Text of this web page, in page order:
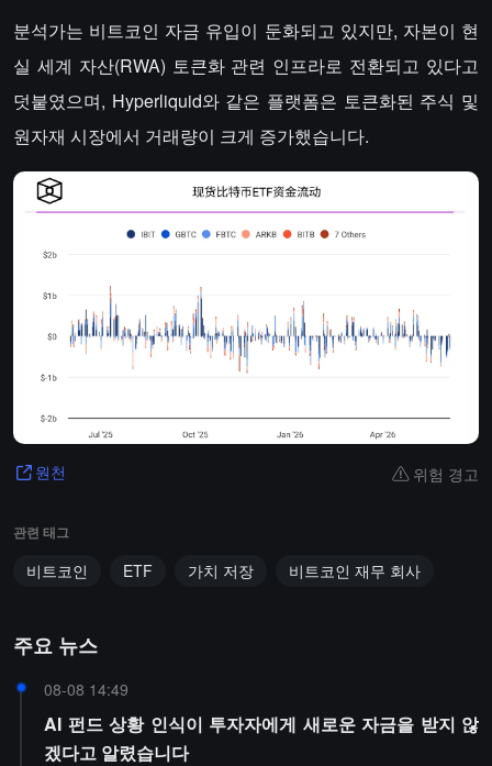
분석가는 비트코인 자금 유입이 둔화되고 있지만, 자본이 현
실 세계 자산(RWA) 토큰화 관련 인프라로 전환되고 있다고
덧붙였으며, Hyperliquid와 같은 플랫폼은 토큰화된 주식 및
원자재 시장에서 거래량이 크게 증가했습니다.
원천 위험 경고
관련 태그
비트코인 ETF 가치 저장 비트코인 재무 회사
주요 뉴스
08-08 14:49
AI 펀드 상황 인식이 투자자에게 새로운 자금을 받지 않
겠다고 알렸습니다